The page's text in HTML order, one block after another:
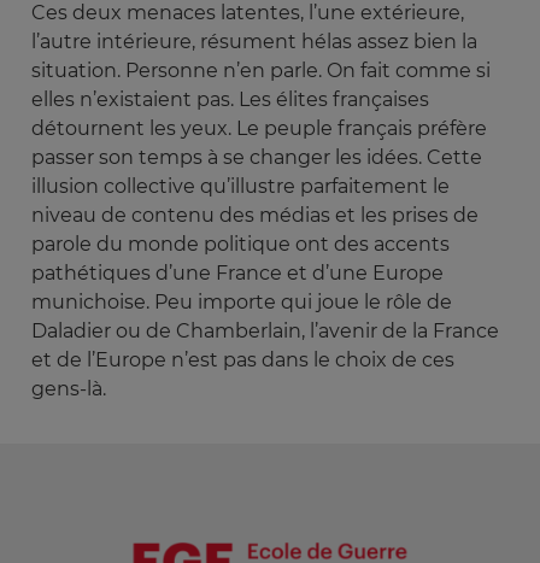
Ces deux menaces latentes, l’une extérieure,
l’autre intérieure, résument hélas assez bien la
situation. Personne n’en parle. On fait comme si
elles n’existaient pas. Les élites françaises
détournent les yeux. Le peuple français préfère
passer son temps à se changer les idées. Cette
illusion collective qu’illustre parfaitement le
niveau de contenu des médias et les prises de
parole du monde politique ont des accents
pathétiques d’une France et d’une Europe
munichoise. Peu importe qui joue le rôle de
Daladier ou de Chamberlain, l’avenir de la France
et de l’Europe n’est pas dans le choix de ces
gens-là.